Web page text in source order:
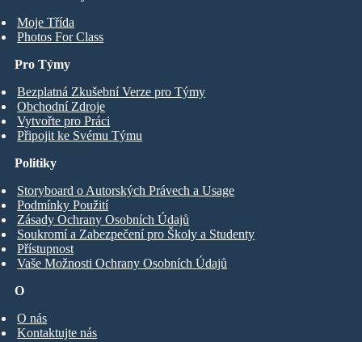
Moje Třída
Photos For Class
Pro Týmy
Bezplatná Zkušební Verze pro Týmy
Obchodní Zdroje
Vytvořte pro Práci
Připojit ke Svému Týmu
O
O nás
Kontaktujte nás
Politiky
Storyboard o Autorských Právech a Usage
Podmínky Použití
Zásady Ochrany Osobních Údajů
Soukromí a Zabezpečení pro Školy a Studenty
Přístupnost
Vaše Možnosti Ochrany Osobních Údajů